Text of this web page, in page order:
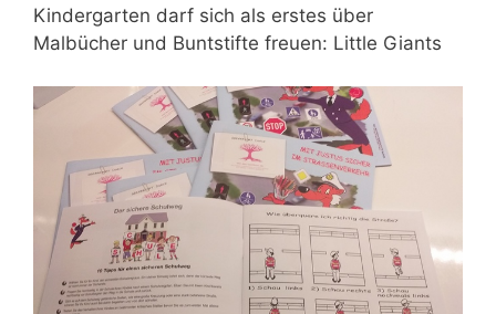
Kindergarten darf sich als erstes über
Malbücher und Buntstifte freuen: Little Giants